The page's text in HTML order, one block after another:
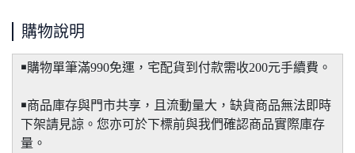
購物說明
￭購物單筆滿990免運，宅配貨到付款需收200元手續費。
￭商品庫存與門市共享，且流動量大，缺貨商品無法即時
下架請見諒。您亦可於下標前與我們確認商品實際庫存
量。